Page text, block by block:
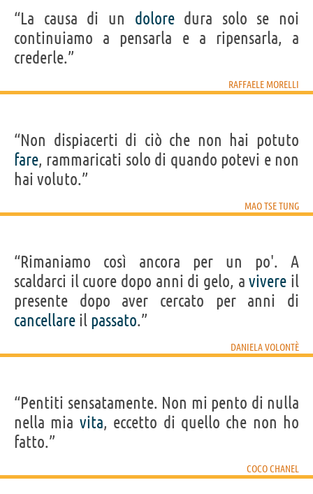
“La causa di un doloredura solo se noi
continuiamo a pensarla e a ripensarla, a
crederle.”
RAFFAELE MORELLI
“Non dispiacerti di ciò che non hai potuto
fare, rammaricati solo di quando potevi e non
hai voluto.”
MAO TSE TUNG
“Rimaniamo così ancora per un po'. A
scaldarci il cuore dopo anni di gelo, avivere il
presente dopo aver cercato per anni di
cancellare il passato.”
DANIELA VOLONTÈ
“Pentiti sensatamente. Non mi pento di nulla
nella mia vita, eccetto di quello che non ho
fatto.”
COCO CHANEL